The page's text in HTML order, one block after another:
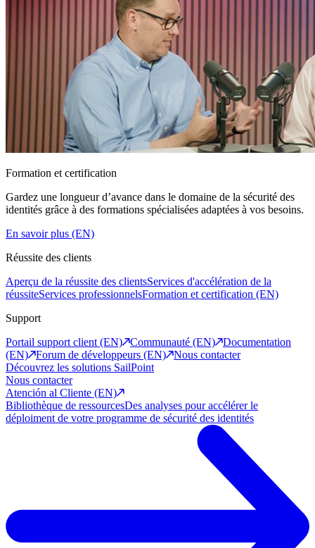
Formation et certification
Gardez une longueur d’avance dans le domaine de la sécurité des
identités grâce à des formations spécialisées adaptées à vos besoins.
En savoir plus (EN)
Réussite des clients
Aperçu de la réussite des clientsServices d'accélération de la
réussiteServices professionnelsFormation et certification (EN)
Support
Portail support client (EN)
Communauté (EN)
Documentation
(EN)
Forum de développeurs (EN)
Nous contacter
Découvrez les solutions SailPoint
Nous contacter
Atención al Cliente (EN)
Bibliothèque de ressourcesDes analyses pour accélérer le
déploiment de votre programme de sécurité des identités